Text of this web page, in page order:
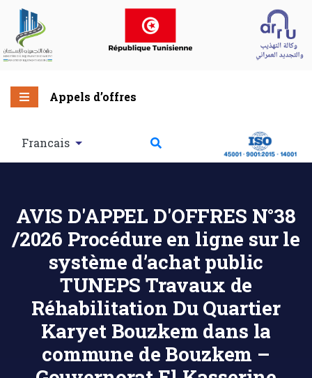
Appels d’offres
Francais
AVIS D'APPEL D'OFFRES N°38
/2026 Procédure en ligne sur le
système d’achat public
TUNEPS Travaux de
Réhabilitation Du Quartier
Karyet Bouzkem dans la
commune de Bouzkem –